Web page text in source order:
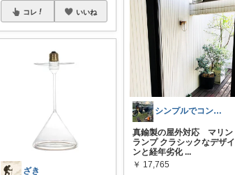
コレ いいね
ざき
シンプルでコンパクトな暮らしとアウトドア
真鍮製の屋外対応 マリン
ランプ クラシックなデザイ
ンと経年劣化 ...
￥ 17,765